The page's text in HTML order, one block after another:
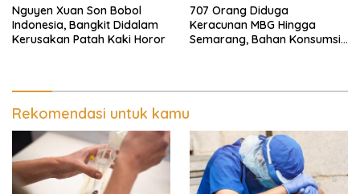
Nguyen Xuan Son Bobol
Indonesia, Bangkit Didalam
Kerusakan Patah Kaki Horor
707 Orang Diduga
Keracunan MBG Hingga
Semarang, Bahan Konsumsi
Rekomendasi untuk kamu